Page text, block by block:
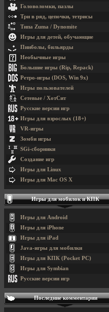
Головоломки, пазлы
Три в ряд, цепочки, тетрисы
Типа Zuma / Dynomite
Игры для детей, обучающие
Пинболы, бильярды
Необычные игры
Большие игры (Rip, Repack)
Ретро-игры (DOS, Win 9x)
Игры пользователей
Сетевые / ХотСит
Русские версии игр
Игры для взрослых (18+)
VR-игры
Зомби игры
SGi-сборники
Создание игр
Игры для Linux
Игры для Mac OS X
Игры для мобилок и КПК
Игры для Android
Игры для iPhone
Игры для iPad
Java-игры для мобилки
Игры для КПК (Pocket PC)
Игры для Symbian
Русские версии игр
Последние комментарии